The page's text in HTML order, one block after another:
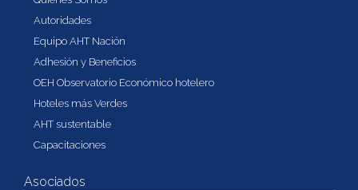
Autoridades
Equipo AHT Nación
Adhesión y Beneficios
OEH Observatorio Económico hotelero
Hoteles más Verdes
AHT sustentable
Capacitaciones
Asociados